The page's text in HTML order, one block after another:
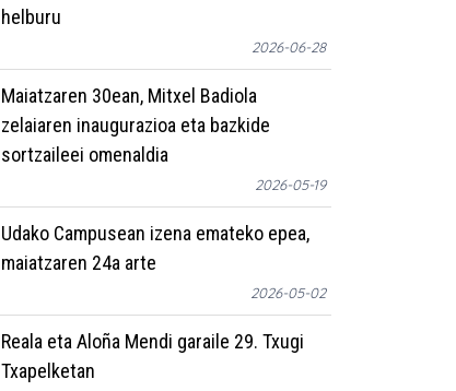
helburu
2026-06-28
Maiatzaren 30ean, Mitxel Badiola
zelaiaren inaugurazioa eta bazkide
sortzaileei omenaldia
2026-05-19
Udako Campusean izena emateko epea,
maiatzaren 24a arte
2026-05-02
Reala eta Aloña Mendi garaile 29. Txugi
Txapelketan